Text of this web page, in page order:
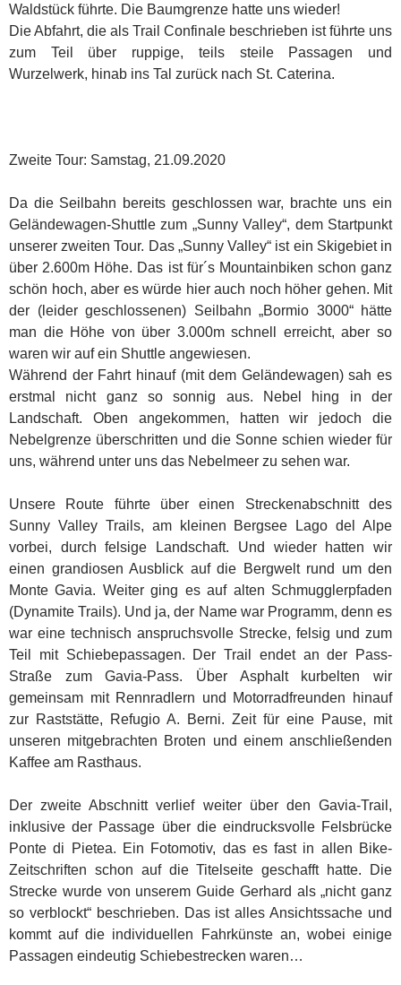
Waldstück führte. Die Baumgrenze hatte uns wieder!
Die Abfahrt, die als Trail Confinale beschrieben ist führte uns
zum Teil über ruppige, teils steile Passagen und
Wurzelwerk, hinab ins Tal zurück nach St. Caterina.
Zweite Tour: Samstag, 21.09.2020
Da die Seilbahn bereits geschlossen war, brachte uns ein
Geländewagen-Shuttle zum „Sunny Valley“, dem Startpunkt
unserer zweiten Tour. Das „Sunny Valley“ ist ein Skigebiet in
über 2.600m Höhe. Das ist für´s Mountainbiken schon ganz
schön hoch, aber es würde hier auch noch höher gehen. Mit
der (leider geschlossenen) Seilbahn „Bormio 3000“ hätte
man die Höhe von über 3.000m schnell erreicht, aber so
waren wir auf ein Shuttle angewiesen.
Während der Fahrt hinauf (mit dem Geländewagen) sah es
erstmal nicht ganz so sonnig aus. Nebel hing in der
Landschaft. Oben angekommen, hatten wir jedoch die
Nebelgrenze überschritten und die Sonne schien wieder für
uns, während unter uns das Nebelmeer zu sehen war.
Unsere Route führte über einen Streckenabschnitt des
Sunny Valley Trails, am kleinen Bergsee Lago del Alpe
vorbei, durch felsige Landschaft. Und wieder hatten wir
einen grandiosen Ausblick auf die Bergwelt rund um den
Monte Gavia. Weiter ging es auf alten Schmugglerpfaden
(Dynamite Trails). Und ja, der Name war Programm, denn es
war eine technisch anspruchsvolle Strecke, felsig und zum
Teil mit Schiebepassagen. Der Trail endet an der Pass-
Straße zum Gavia-Pass. Über Asphalt kurbelten wir
gemeinsam mit Rennradlern und Motorradfreunden hinauf
zur Raststätte, Refugio A. Berni. Zeit für eine Pause, mit
unseren mitgebrachten Broten und einem anschließenden
Kaffee am Rasthaus.
Der zweite Abschnitt verlief weiter über den Gavia-Trail,
inklusive der Passage über die eindrucksvolle Felsbrücke
Ponte di Pietea. Ein Fotomotiv, das es fast in allen Bike-
Zeitschriften schon auf die Titelseite geschafft hatte. Die
Strecke wurde von unserem Guide Gerhard als „nicht ganz
so verblockt“ beschrieben. Das ist alles Ansichtssache und
kommt auf die individuellen Fahrkünste an, wobei einige
Passagen eindeutig Schiebestrecken waren…